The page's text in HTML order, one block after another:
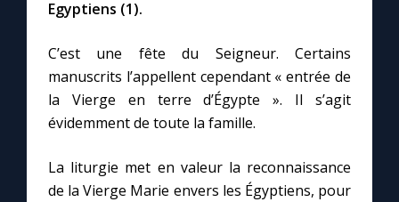
Marie qui défait les nœuds
Me consacrer à Jésus par Marie
Mes intentions de prière
Egyptiens (1).
C’est une fête du Seigneur. Certains
manuscrits l’appellent cependant « entrée de
la Vierge en terre d’Égypte ». Il s’agit
évidemment de toute la famille.
La liturgie met en valeur la reconnaissance
de la Vierge Marie envers les Égyptiens, pour